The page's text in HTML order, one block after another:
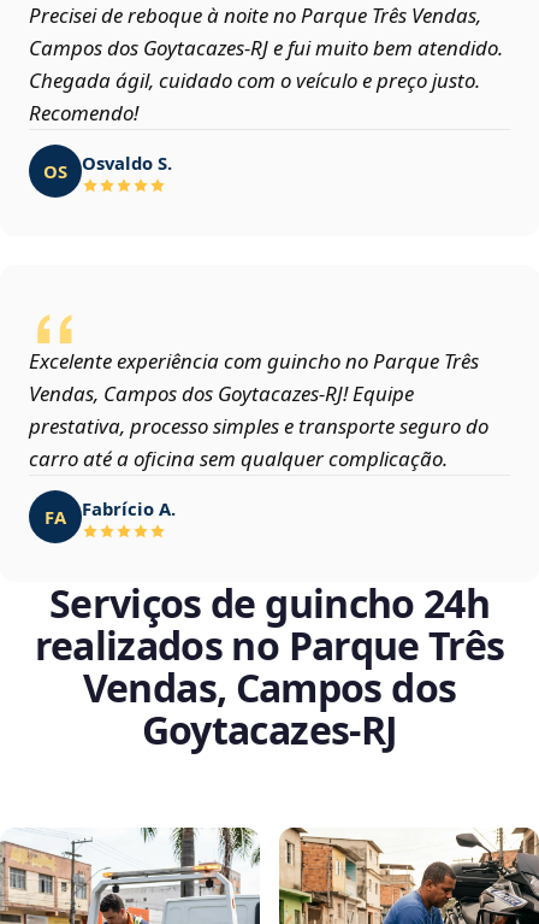
Precisei de reboque à noite no Parque Três Vendas,
Campos dos Goytacazes‑RJ e fui muito bem atendido.
Chegada ágil, cuidado com o veículo e preço justo.
Recomendo!
OS Osvaldo S.
Excelente experiência com guincho no Parque Três
Vendas, Campos dos Goytacazes‑RJ! Equipe
prestativa, processo simples e transporte seguro do
carro até a oficina sem qualquer complicação.
FA Fabrício A.
Serviços de guincho 24h
realizados no Parque Três
Vendas, Campos dos
Goytacazes‑RJ